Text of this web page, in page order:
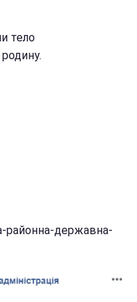
тело
районна-державна-